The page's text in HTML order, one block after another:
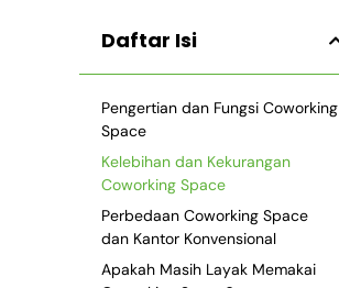
Daftar Isi
Pengertian dan Fungsi Coworking
Space
Kelebihan dan Kekurangan
Coworking Space
Perbedaan Coworking Space
dan Kantor Konvensional
Apakah Masih Layak Memakai